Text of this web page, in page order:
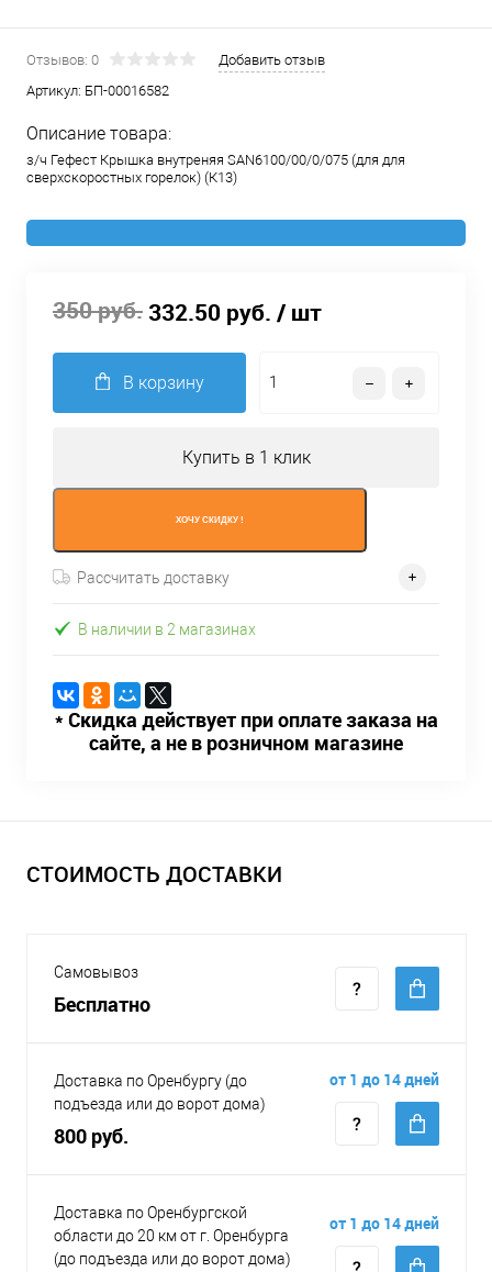
Отзывов: 0
Добавить отзыв
Артикул: БП-00016582
Описание товара:
з/ч Гефест Крышка внутреняя SAN6100/00/0/075 (для для
сверхскоростных горелок) (К13)
350 руб. 332.50 руб. / шт
В корзину
Купить в 1 клик
ХОЧУ СКИДКУ !
Рассчитать доставку
В наличии в 2 магазинах
* Скидка действует при оплате заказа на
сайте, а не в розничном магазине
СТОИМОСТЬ ДОСТАВКИ
Самовывоз
Бесплатно
Доставка по Оренбургу (до
подъезда или до ворот дома)
800 руб.
от 1 до 14 дней
Доставка по Оренбургской
области до 20 км от г. Оренбурга
(до подъезда или до ворот дома)
от 1 до 14 дней